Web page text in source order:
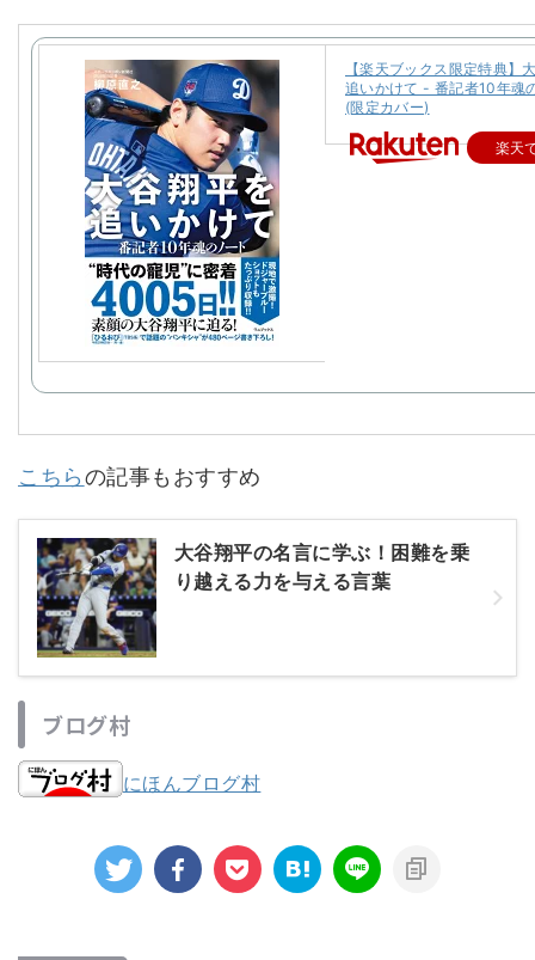
【楽天ブックス限定特典】
追いかけて - 番記者10年魂
(限定カバー)
楽天
こちらの記事もおすすめ
大谷翔平の名言に学ぶ！困難を乗
り越える力を与える言葉
ブログ村
にほんブログ村